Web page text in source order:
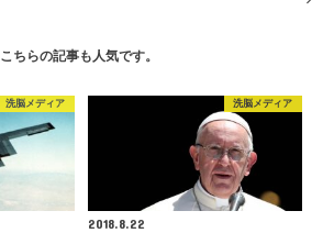
こちらの記事も人気です。
洗脳メディア 洗脳メディア
2018.8.22